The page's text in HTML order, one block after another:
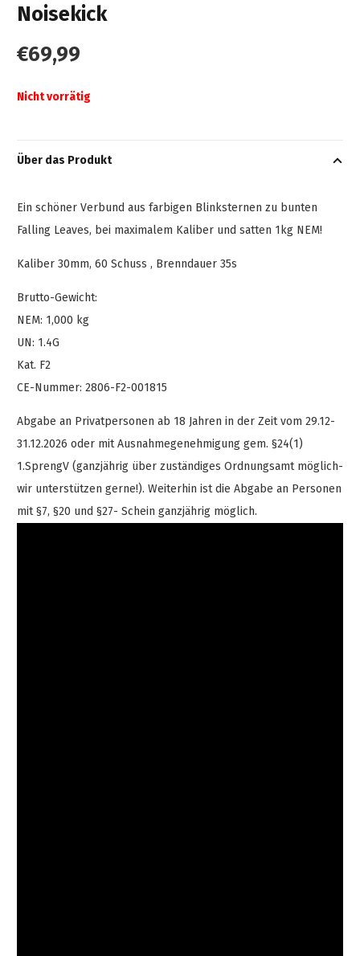
Noisekick
€69,99
Nicht vorrätig
Über das Produkt
Ein schöner Verbund aus farbigen Blinksternen zu bunten
Falling Leaves, bei maximalem Kaliber und satten 1kg NEM!
Kaliber 30mm, 60 Schuss , Brenndauer 35s
Brutto-Gewicht:
NEM: 1,000 kg
UN: 1.4G
Kat. F2
CE-Nummer: 2806-F2-001815
Abgabe an Privatpersonen ab 18 Jahren in der Zeit vom 29.12-
31.12.2026 oder mit Ausnahmegenehmigung gem. §24(1)
1.SprengV (ganzjährig über zuständiges Ordnungsamt möglich-
wir unterstützen gerne!). Weiterhin ist die Abgabe an Personen
mit §7, §20 und §27- Schein ganzjährig möglich.